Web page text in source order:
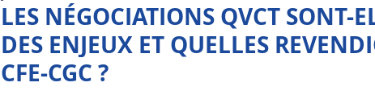
LES NÉGOCIATIONS QVCT SONT-
DES ENJEUX ET QUELLES
CFE-CGC ?